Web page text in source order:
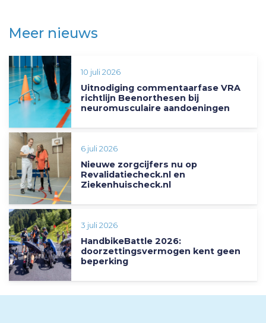
Meer nieuws
10 juli 2026
Uitnodiging commentaarfase VRA
richtlijn Beenorthesen bij
neuromusculaire aandoeningen
6 juli 2026
Nieuwe zorgcijfers nu op
Revalidatiecheck.nl en
Ziekenhuischeck.nl
3 juli 2026
HandbikeBattle 2026:
doorzettingsvermogen kent geen
beperking